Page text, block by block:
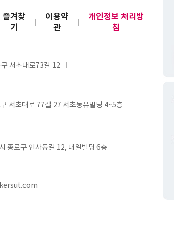
즐겨찾
기
이용약
관
개인정보 처리방
침
서초대로73길 12
서초대로 77길 27 서초동유빌딩 4~5층
종로구 인사동길 12, 대일빌딩 6층